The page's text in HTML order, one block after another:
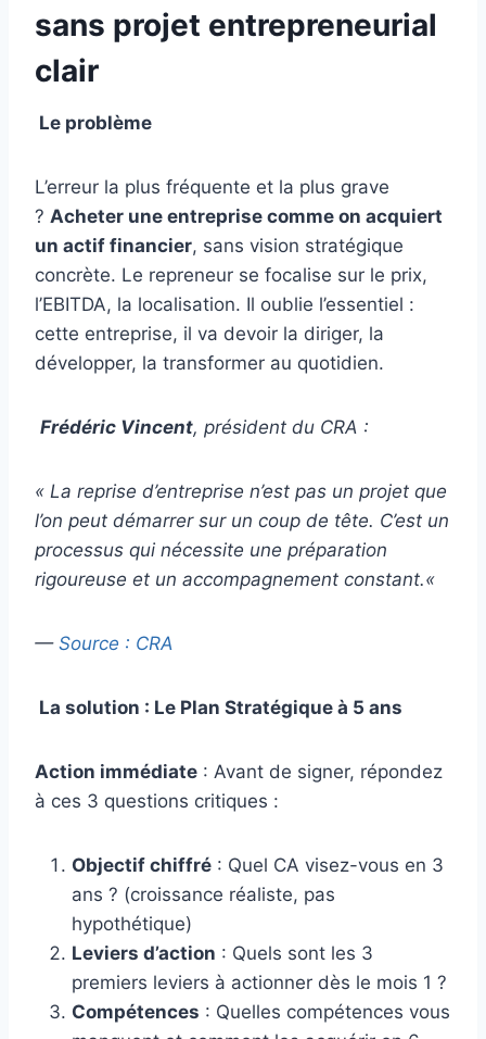
sans projet entrepreneurial
clair
Le problème
L’erreur la plus fréquente et la plus grave
? Acheter une entreprise comme on acquiert
un actif financier, sans vision stratégique
concrète. Le repreneur se focalise sur le prix,
l’EBITDA, la localisation. Il oublie l’essentiel :
cette entreprise, il va devoir la diriger, la
développer, la transformer au quotidien.
Frédéric Vincent, président du CRA :
« La reprise d’entreprise n’est pas un projet que
l’on peut démarrer sur un coup de tête. C’est un
processus qui nécessite une préparation
rigoureuse et un accompagnement constant.«
— Source : CRA
La solution : Le Plan Stratégique à 5 ans
Action immédiate : Avant de signer, répondez
à ces 3 questions critiques :
Objectif chiffré : Quel CA visez-vous en 3
ans ? (croissance réaliste, pas
hypothétique)
Leviers d’action : Quels sont les 3
premiers leviers à actionner dès le mois 1 ?
Compétences : Quelles compétences vous